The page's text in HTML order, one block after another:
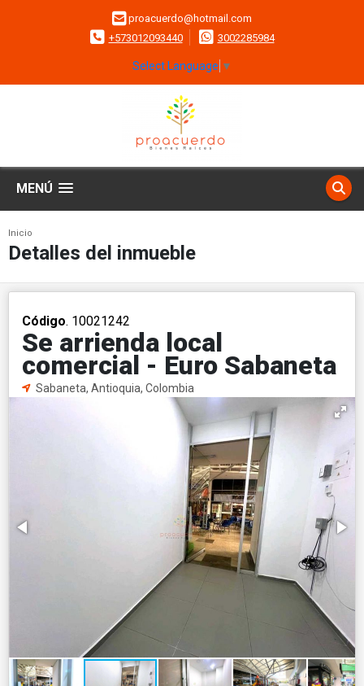
proacuerdo@hotmail.com
+573012093440
3002285984
Select Language ▼
MENÚ
Inicio
Detalles del inmueble
Código. 10021242
Se arrienda local
comercial - Euro Sabaneta
Sabaneta, Antioquia, Colombia